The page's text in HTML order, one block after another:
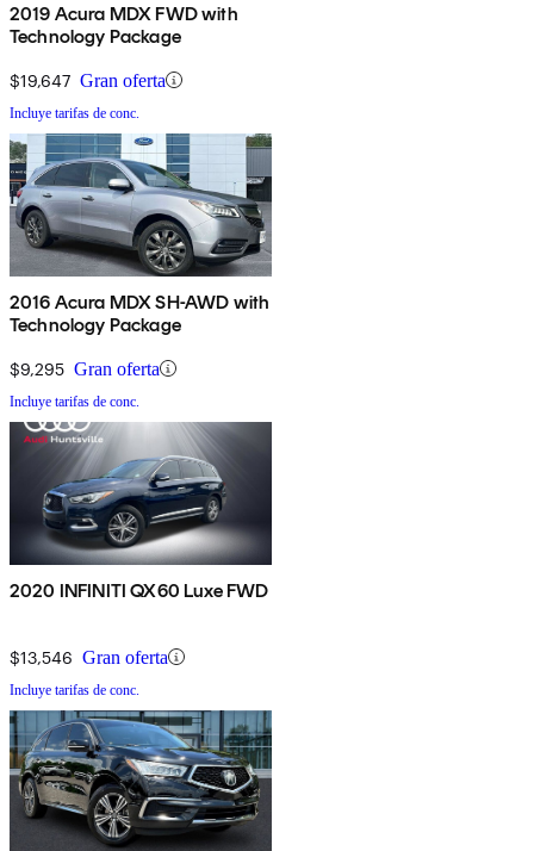
2019 Acura MDX FWD with
Technology Package
$19,647 Gran oferta
Incluye tarifas de conc.
2016 Acura MDX SH-AWD with
Technology Package
$9,295 Gran oferta
Incluye tarifas de conc.
2020 INFINITI QX60 Luxe FWD
$13,546 Gran oferta
Incluye tarifas de conc.